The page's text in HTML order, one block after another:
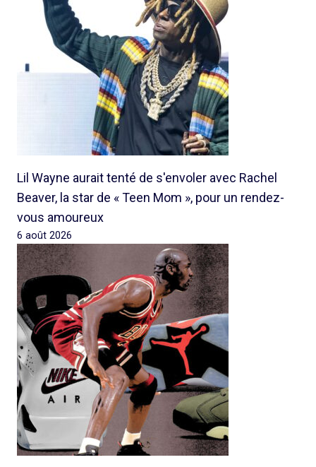
Lil Wayne aurait tenté de s'envoler avec Rachel
Beaver, la star de « Teen Mom », pour un rendez-
vous amoureux
6 août 2026